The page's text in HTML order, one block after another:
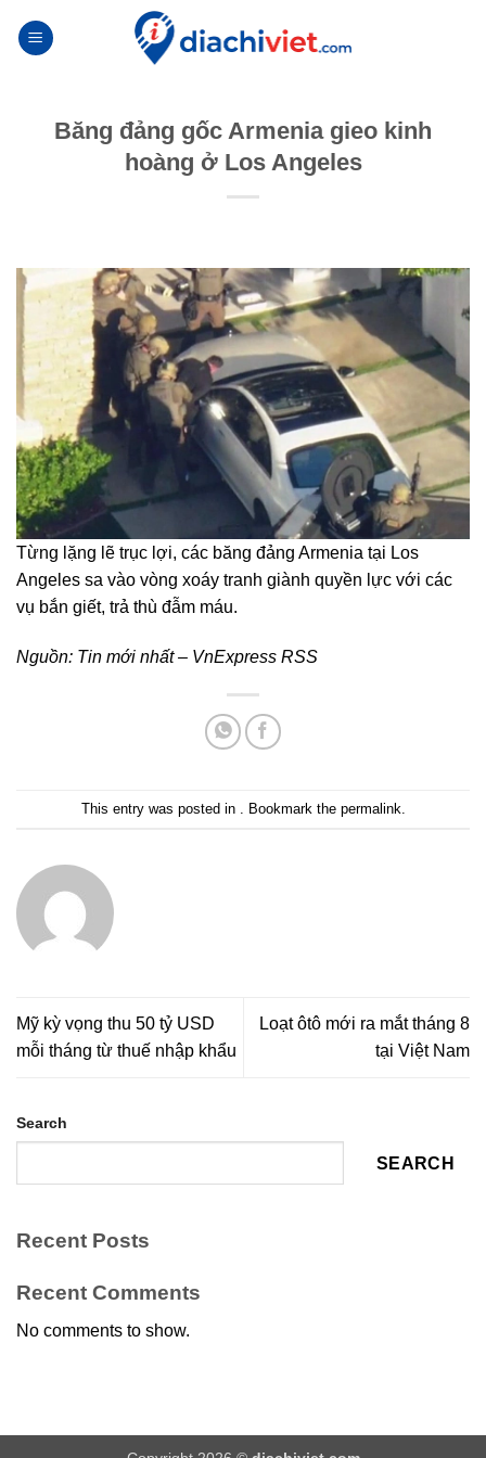
Băng đảng gốc Armenia gieo kinh
hoàng ở Los Angeles
Từng lặng lẽ trục lợi, các băng đảng Armenia tại Los
Angeles sa vào vòng xoáy tranh giành quyền lực với các
vụ bắn giết, trả thù đẫm máu.
Nguồn: Tin mới nhất – VnExpress RSS
This entry was posted in . Bookmark the permalink
Mỹ kỳ vọng thu 50 tỷ USD
mỗi tháng từ thuế nhập khẩu
Loạt ôtô mới ra mắt tháng 8
tại Việt Nam
Search
SEARCH
Recent Posts
Recent Comments
No comments to show.